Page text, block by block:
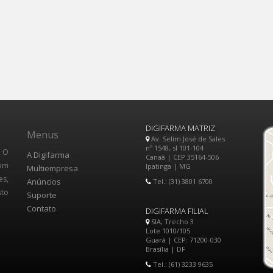
O
Menus
A Digifarma
Multiempresa
Anúncios
Suporte
Contato
DIGIFARMA MATRIZ
Av. Selim José de Sales
nº 1548, sl 101-104
Canaã | CEP 35164-506
Ipatinga | MG
Tel.: (31) 3801 6700
DIGIFARMA FILIAL
SIA, Trecho 3
Lote 1010/105
Guará | CEP: 71200-030
Brasília | DF
Tel.: (61) 3233 9635